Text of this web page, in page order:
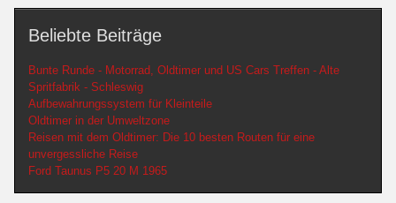
Beliebte Beiträge
Bunte Runde - Motorrad, Oldtimer und US Cars Treffen - Alte
Spritfabrik - Schleswig
Aufbewahrungssystem für Kleinteile
Oldtimer in der Umweltzone
Reisen mit dem Oldtimer: Die 10 besten Routen für eine
unvergessliche Reise
Ford Taunus P5 20 M 1965